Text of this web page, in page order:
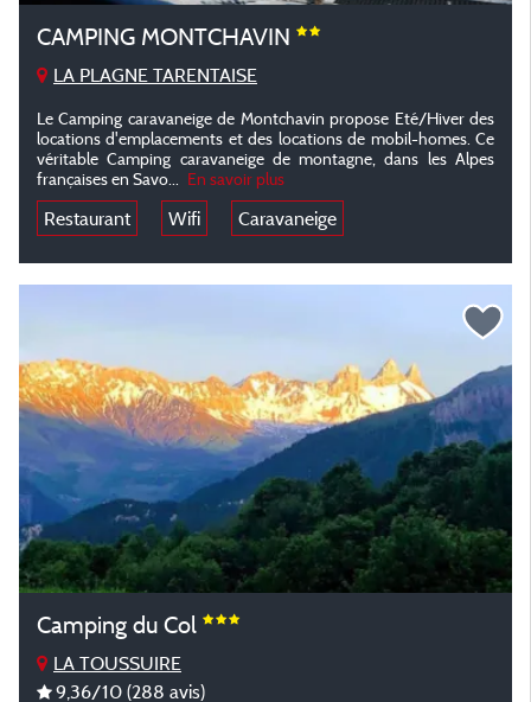
CAMPING MONTCHAVIN
LA PLAGNE TARENTAISE
Le Camping caravaneige de Montchavin propose Eté/Hiver des
locations d'emplacements et des locations de mobil-homes. Ce
véritable Camping caravaneige de montagne, dans les Alpes
françaises en Savo...
En savoir plus
Restaurant Wifi Caravaneige
Camping du Col
LA TOUSSUIRE
9,36/10 (288 avis)